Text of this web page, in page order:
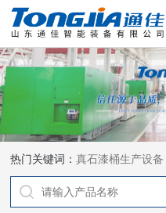
热门关键词：真石漆桶生产设备